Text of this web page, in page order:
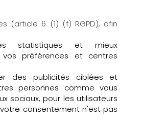
(article 6 (1) (f) RGPD), afin
statistiques et mieux
vos préférences et centres
des publicités ciblées et
personnes comme vous
sociaux, pour les utilisateurs
consentement n'est pas